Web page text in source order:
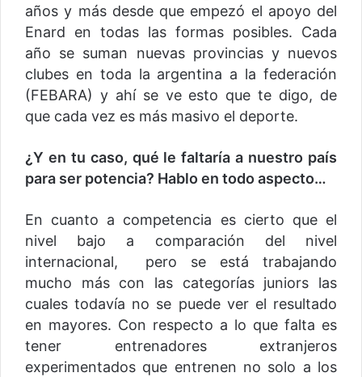
años y más desde que empezó el apoyo del
Enard en todas las formas posibles. Cada
año se suman nuevas provincias y nuevos
clubes en toda la argentina a la federación
(FEBARA) y ahí se ve esto que te digo, de
que cada vez es más masivo el deporte.
¿Y en tu caso, qué le faltaría a nuestro país
para ser potencia? Hablo en todo aspecto…
En cuanto a competencia es cierto que el
nivel bajo a comparación del nivel
internacional, pero se está trabajando
mucho más con las categorías juniors las
cuales todavía no se puede ver el resultado
en mayores. Con respecto a lo que falta es
tener entrenadores extranjeros
experimentados que entrenen no solo a los